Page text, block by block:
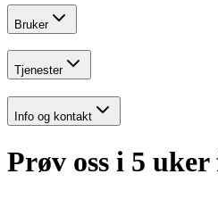
Bruker
Tjenester
Info og kontakt
Prøv oss i 5